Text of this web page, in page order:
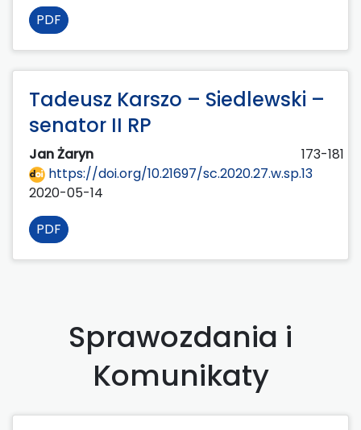
PDF
Tadeusz Karszo – Siedlewski –
senator II RP
Jan Żaryn
173-181
https://doi.org/10.21697/sc.2020.27.w.sp.13
2020-05-14
PDF
Sprawozdania i
Komunikaty